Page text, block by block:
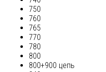
750
760
765
770
780
800
800+900 цепь